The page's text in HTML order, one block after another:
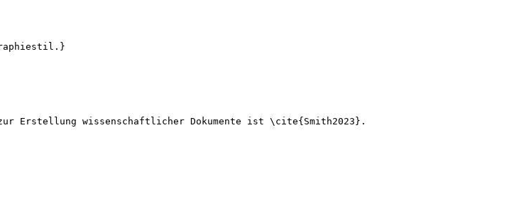
zur Erstellung wissenschaftlicher Dokumente ist \cite{ Smith2023 }.